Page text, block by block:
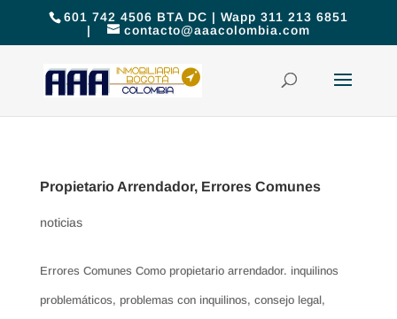
601 742 4506 BTA DC | Wapp 311 213 6851
|
contacto@aaacolombia.com
Propietario Arrendador, Errores Comunes
noticias
Errores Comunes Como propietario arrendador. inquilinos
problemáticos, problemas con inquilinos, consejo legal,